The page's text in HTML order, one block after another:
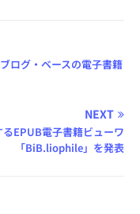
ログ・ベースの電子書籍
NEXT
EPUB電子書籍ビューワ
「BiB.liophile」を発表